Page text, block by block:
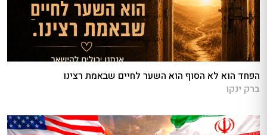
הפחד הוא לא הסוף הוא השער לחיים שבאמת רצינו
ברק ינקו